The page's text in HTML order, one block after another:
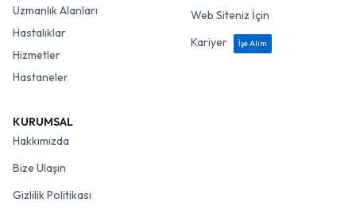
Uzmanlık Alanları
Hastalıklar
Hizmetler
Hastaneler
Web Siteniz İçin
Kariyer
İşe Alım
KURUMSAL
Hakkımızda
Bize Ulaşın
Gizlilik Politikası